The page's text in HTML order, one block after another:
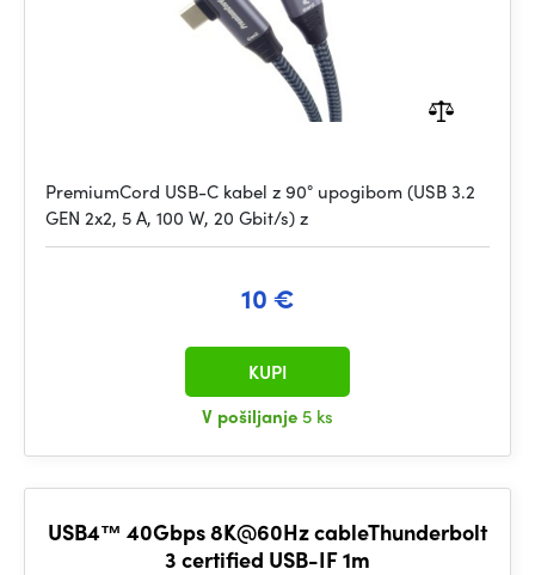
PremiumCord USB-C kabel z 90° upogibom (USB 3.2
GEN 2x2, 5 A, 100 W, 20 Gbit/s) z
10 €
V pošiljanje 5 ks
KUPI
USB4™ 40Gbps 8K@60Hz cableThunderbolt
3 certified USB-IF 1m